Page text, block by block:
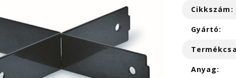
Cikkszám:
Gyártó:
Anyag: